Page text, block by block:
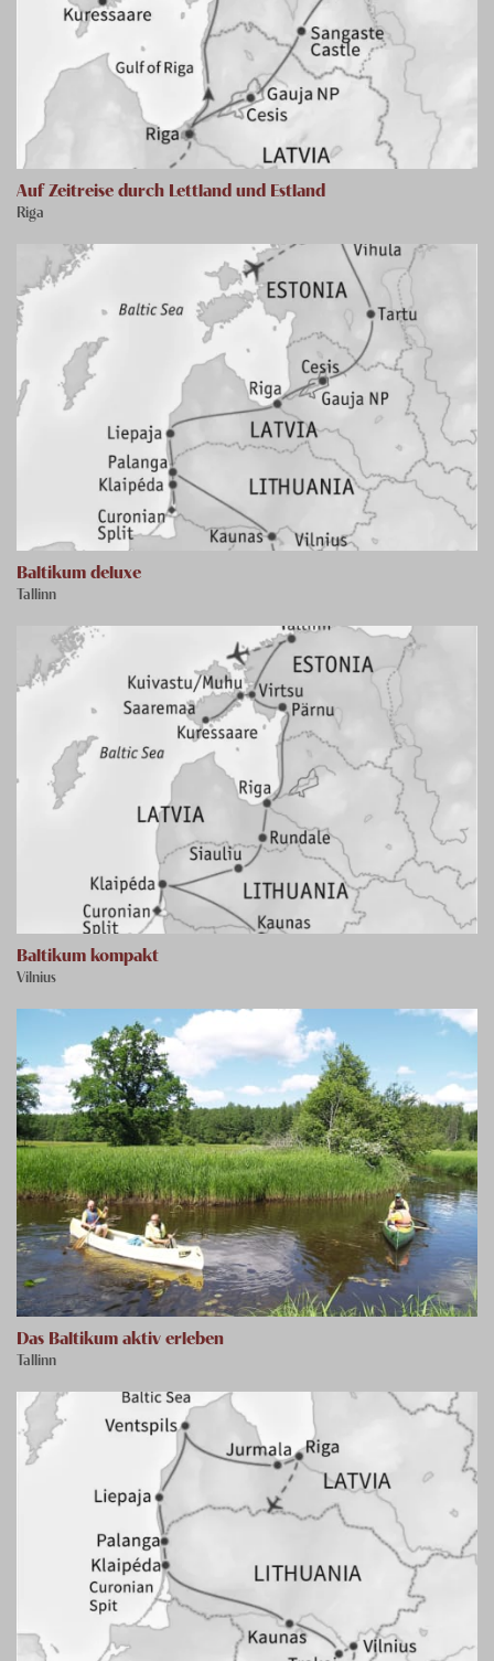
Auf Zeitreise durch Lettland und Estland
Riga
Baltikum deluxe
Tallinn
Baltikum kompakt
Vilnius
Das Baltikum aktiv erleben
Tallinn